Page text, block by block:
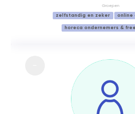
Groepen
zelfstandig en zeker
online
horeca ondernemers &